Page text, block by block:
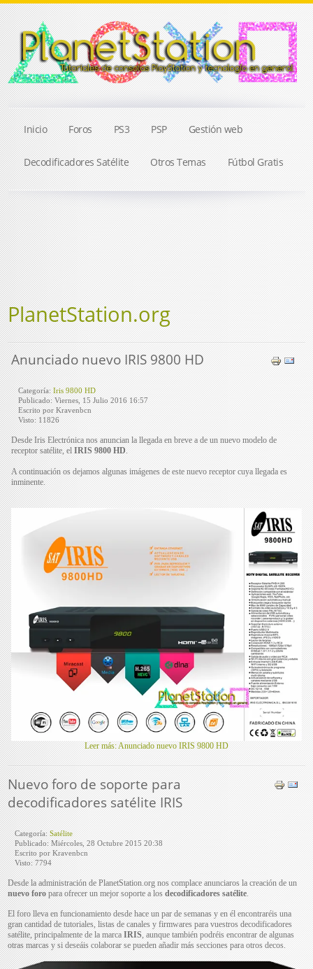
Inicio Foros PS3 PSP Gestión web
Decodificadores Satélite Otros Temas Fútbol Gratis
PlanetStation.org
Anunciado nuevo IRIS 9800 HD
Categoría:Iris 9800 HD
Publicado: Viernes, 15 Julio 2016 16:57
Escrito por Kravenbcn
Visto: 11826
Desde Iris Electrónica nos anuncian la llegada en breve a de un nuevo modelo de
receptor satélite, elIRIS 9800 HD.
A continuación os dejamos algunas imágenes de este nuevo receptor cuya llegada es
inminente.
Leer más: Anunciado nuevo IRIS 9800 HD
Nuevo foro de soporte para
decodificadores satélite IRIS
Categoría:Satélite
Publicado: Miércoles, 28 Octubre 2015 20:38
Escrito por Kravenbcn
Visto: 7794
Desde la administración de PlanetStation.org nos complace anunciaros la creación de un
nuevo foropara ofrecer un mejor soporte a losdecodificadores satélite.
El foro lleva en funcionamiento desde hace un par de semanas y en él encontraréis una
gran cantidad de tutoriales, listas de canales y firmwares para vuestros decodificadores
satélite, principalmente de la marcaIRIS, aunque también podréis encontrar de algunas
otras marcas y si deseáis colaborar se pueden añadir más secciones para otros decos.